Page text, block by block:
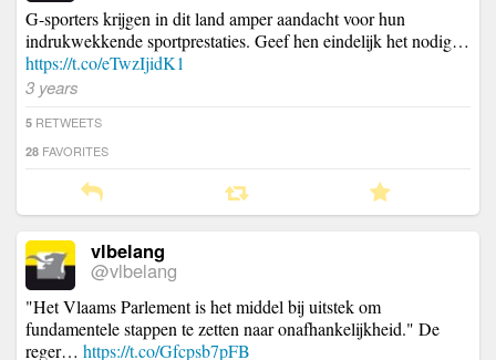
G-sporters krijgen in dit land amper aandacht voor hun
indrukwekkende sportprestaties. Geef hen eindelijk het nodig…
https://t.co/eTwzIjidK1
3 years
5 RETWEETS
28 FAVORITES
vlbelang
@vlbelang
"Het Vlaams Parlement is het middel bij uitstek om
fundamentele stappen te zetten naar onafhankelijkheid." De
reger… https://t.co/Gfcpsb7pFB